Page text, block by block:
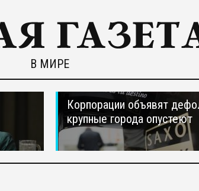
В МИРЕ
Корпорации объявят
крупные города опустеют